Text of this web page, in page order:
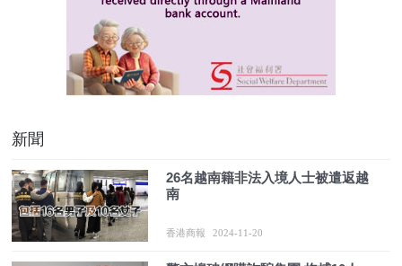
新聞
26名越南籍非法入境人士被遣返越
南
香港商報 2024-11-20